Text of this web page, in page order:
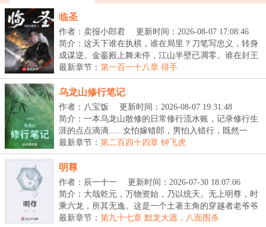
临圣
作者：卖报小郎君
更新时间：2026-08-07 17:08:46
简介：这天下谁在执棋，谁在局里？刀笔写忠义，转身
成谋逆。金銮殿上舞未停，江山半壁已凋零。谁在封王
拜...
最新章节： 第一百一十八章 得手
乌龙山修行笔记
作者：八宝饭
更新时间：2026-08-07 19:31:48
简介：一本乌龙山散修的日常修行流水账，记录修行生
涯的点点滴滴......女怕嫁错郎，男怕入错行，既然一
开...
最新章节： 第二百四十四章 钟飞虎
明尊
作者：辰一十一
更新时间：2026-07-30 18:07:06
简介：大哉乾元，万物资始，乃以统天。无上明尊，时
乘六龙，所其无逸。这是一个土著主角的穿越者老爷爷
苏...
最新章节： 第九十七章 黜龙大愿，八面围杀